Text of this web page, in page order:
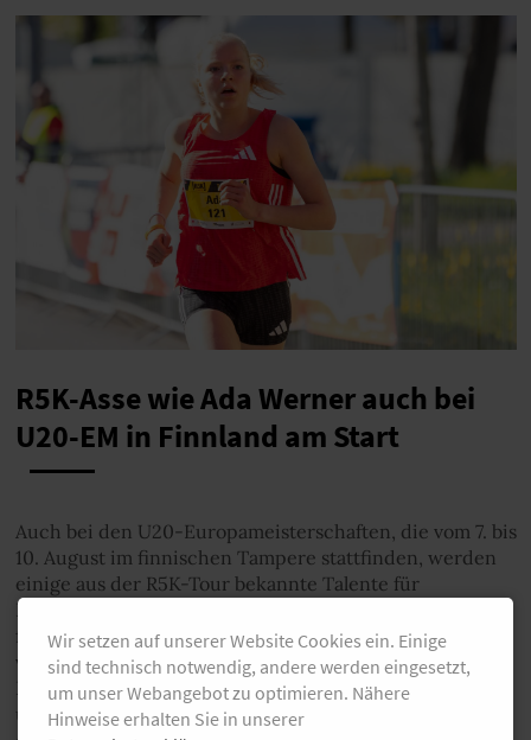
R5K-Asse wie Ada Werner auch bei
U20-EM in Finnland am Start
Auch bei den U20-Europameisterschaften, die vom 7. bis
10. August im finnischen Tampere stattfinden, werden
einige aus der R5K-Tour bekannte Talente für
Deutschland an den Start gehen. Der DLV nominierte
für die 5000 Meter der weiblichen Jugend Ada Werner
vom SCC Berlin. Sie wurde in diesem Jahr beim R5K-
Rennen in Hannover mit starken 17:31 Minuten Zweite
und hat gute Chancen auf den Gesamtsieg, wenn sie in
Wir setzen auf unserer Website Cookies ein. Einige
sind technisch notwendig, andere werden eingesetzt,
um unser Webangebot zu optimieren. Nähere
Hinweise erhalten Sie in unserer